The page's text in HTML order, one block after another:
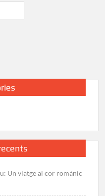
Un viatge al cor romànic